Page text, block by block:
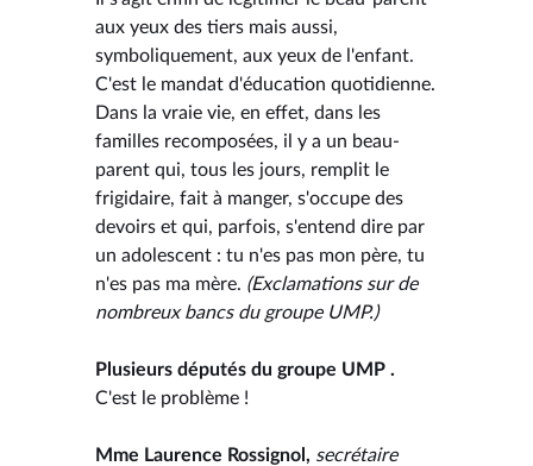
aux yeux des tiers mais aussi,
symboliquement, aux yeux de l'enfant.
C'est le mandat d'éducation quotidienne.
Dans la vraie vie, en effet, dans les
familles recomposées, il y a un beau-
parent qui, tous les jours, remplit le
frigidaire, fait à manger, s'occupe des
devoirs et qui, parfois, s'entend dire par
un adolescent : tu n'es pas mon père, tu
n'es pas ma mère. (Exclamations sur de
nombreux bancs du groupe UMP.)
Plusieurs députés du groupe UMP .
C'est le problème !
Mme Laurence Rossignol, secrétaire